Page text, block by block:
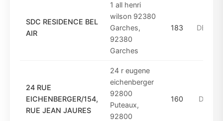
SDC RESIDENCE BEL
AIR
1 all henri
wilson 92380
Garches,
92380
Garches
183
24 RUE
EICHENBERGER/154,
RUE JEAN JAURES
24 r eugene
eichenberger
92800
Puteaux,
92800
160